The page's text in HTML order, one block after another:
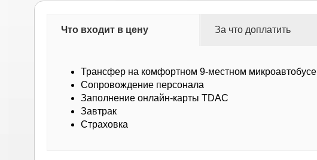
Что входит в цену
Трансфер на комфортном 9-местном микроавтобусе
Сопровождение персонала
Заполнение онлайн-карты TDAC
Завтрак
Страховка
За что доплатить